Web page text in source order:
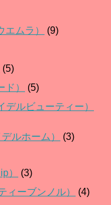
ムラ）
(9)
(5)
）
(5)
ルビューティー）
ルホーム）
(3)
）
(3)
ィーブンノル）
(4)